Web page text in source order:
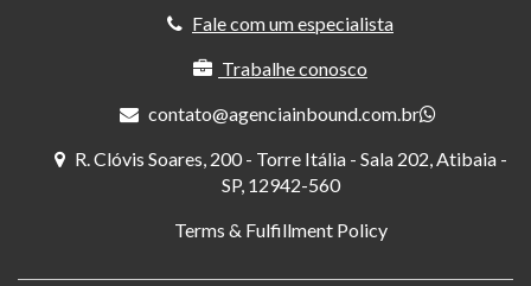
Fale com um especialista
Trabalhe conosco
contato@agenciainbound.com.br
R. Clóvis Soares, 200 - Torre Itália - Sala 202, Atibaia -
SP, 12942-560
Terms & Fulfillment Policy